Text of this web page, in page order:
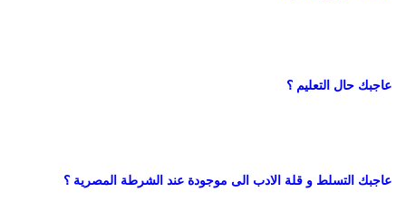
عاجبك حال التعليم ؟
عاجبك التسلط و قلة الادب الى موجودة عند الشرطة المصرية ؟